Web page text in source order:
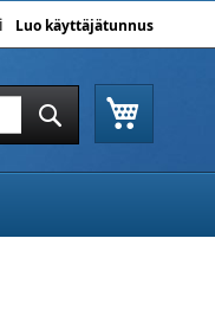
Luo käyttäjätunnus